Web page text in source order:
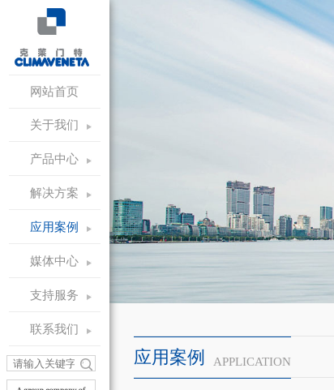
网站首页
关于我们
产品中心
解决方案
应用案例
媒体中心
支持服务
联系我们
应用案例 APPLICATION